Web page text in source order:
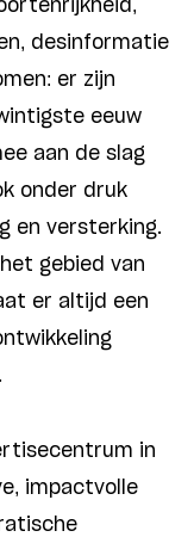
desinformatie
er zijn
eeuw
aan de slag
onder druk
en versterking.
gebied van
er altijd een
in
impactvolle